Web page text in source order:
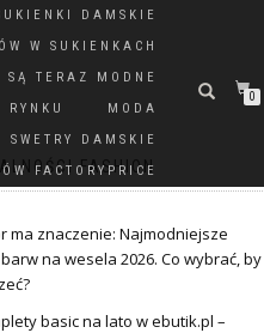
DAMSKIE
W SUKIENKACH
TERAZ MODNE
MODA
SWETRY DAMSKIE
FACTORYPRICE
0
FASHION
ma znaczenie: Najmodniejsze
na wesela 2026. Co wybrać, by
basic na lato w ebutik.pl –